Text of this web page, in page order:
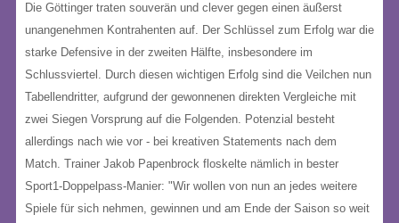
Die Göttinger traten souverän und clever gegen einen äußerst
unangenehmen Kontrahenten auf. Der Schlüssel zum Erfolg war die
starke Defensive in der zweiten Hälfte, insbesondere im
Schlussviertel. Durch diesen wichtigen Erfolg sind die Veilchen nun
Tabellendritter, aufgrund der gewonnenen direkten Vergleiche mit
zwei Siegen Vorsprung auf die Folgenden. Potenzial besteht
allerdings nach wie vor - bei kreativen Statements nach dem
Match. Trainer Jakob Papenbrock floskelte nämlich in bester
Sport1-Doppelpass-Manier: "Wir wollen von nun an jedes weitere
Spiele für sich nehmen, gewinnen und am Ende der Saison so weit